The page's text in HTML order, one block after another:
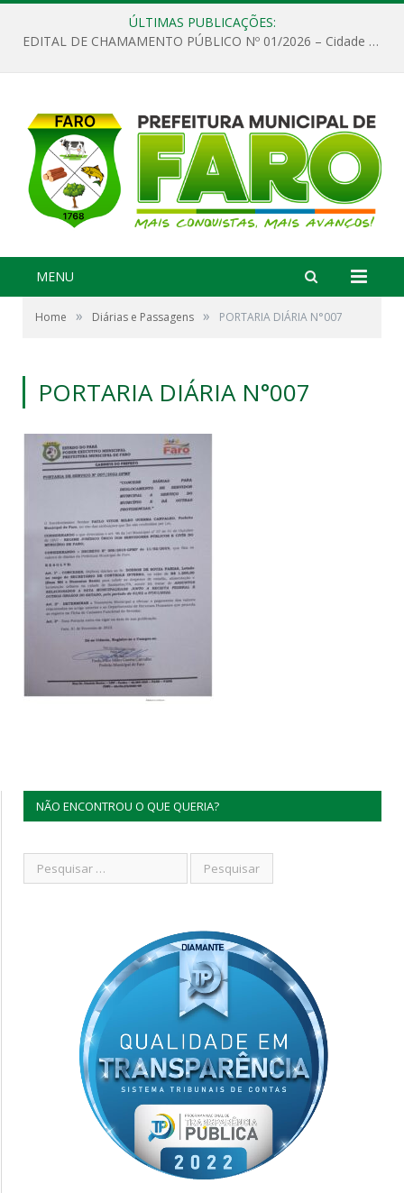
ÚLTIMAS PUBLICAÇÕES:
EDITAL DE CHAMAMENTO PÚBLICO Nº 01/2026 – Cidade de Faro
MENU
Home » Diárias e Passagens » PORTARIA DIÁRIA N°007
PORTARIA DIÁRIA N°007
NÃO ENCONTROU O QUE QUERIA?